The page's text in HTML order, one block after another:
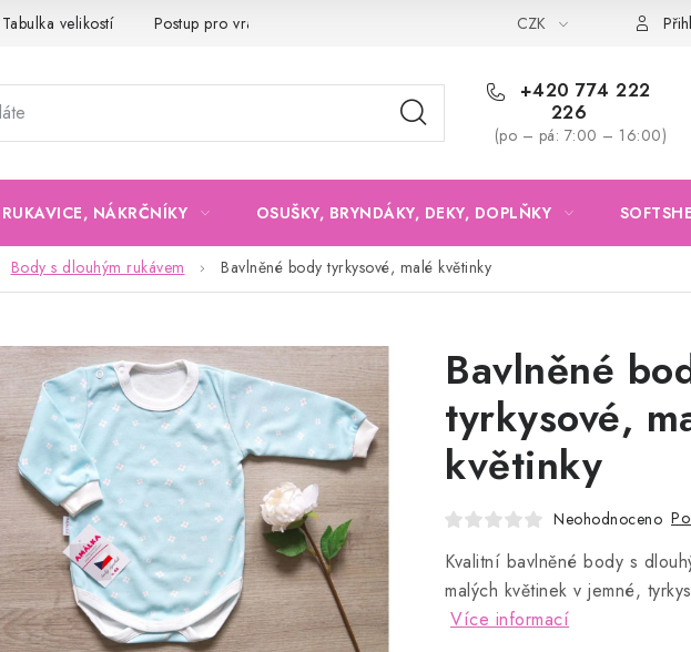
Tabulka velikostí Postup pro vrácení a výměnu Obchodní podmínky
CZK
+420 774 222
226
(po – pá: 7:00 – 16:00)
NÁKRČNÍKY OSUŠKY, BRYNDÁKY, DEKY, DOPLŇKY
Body s dlouhým rukávem Bavlněné body tyrkysové, malé květinky
Bavlněné
tyrkysové,
květinky
Neohodnoceno
Kvalitní bavlněné body s
malých květinek v jemné,
Více informací